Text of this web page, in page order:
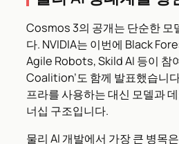
Cosmos 3의 공개는 단순한 모
다. NVIDIA는 이번에 Black
Agile Robots, Skild AI 등이 참
Coalition’도 함께 발표했습니
프라를 사용하는 대신 모델과
너십 구조입니다.
물리 AI 개발에서 가장 큰 병목